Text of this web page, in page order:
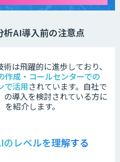
析AI導入前の注意点
術は飛躍的に進歩しており、
作成・コールセンターでの
で活用されています。 自社で
の導入を検討されている方に
紹介します。
レベルを理解する